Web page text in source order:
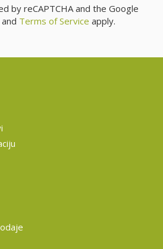
by reCAPTCHA and the Google
and Terms of Service apply.